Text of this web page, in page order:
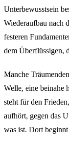
Unterbewusstsein
Wiederaufbau nach
festeren
dem Überflüssigen,
Manche
Welle, eine beinahe
steht für den
aufhört, gegen das
was ist. Dort